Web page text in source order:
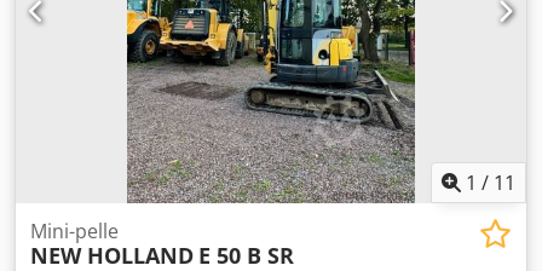
1 / 11
Mini-pelle
NEW HOLLAND E 50 B SR